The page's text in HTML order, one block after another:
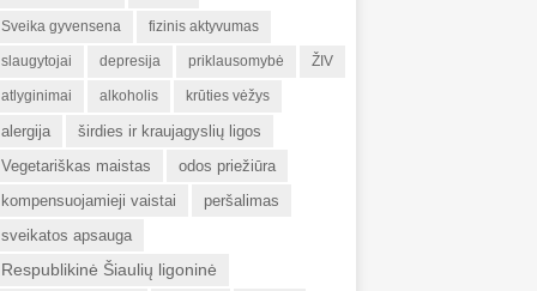
Sveika gyvensena fizinis aktyvumas
slaugytojai depresija priklausomybė ŽIV
atlyginimai alkoholis krūties vėžys
alergija
širdies ir kraujagyslių ligos
Vegetariškas maistas
odos priežiūra
kompensuojamieji vaistai
peršalimas
sveikatos apsauga
Respublikinė Šiaulių ligoninė